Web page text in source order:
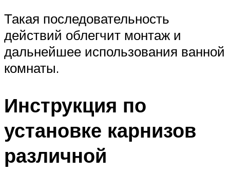
Такая последовательность
действий облегчит монтаж и
дальнейшее использования ванной
комнаты.
Инструкция по
установке карнизов
различной